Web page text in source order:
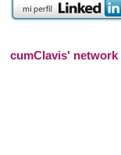
cumClavis' network